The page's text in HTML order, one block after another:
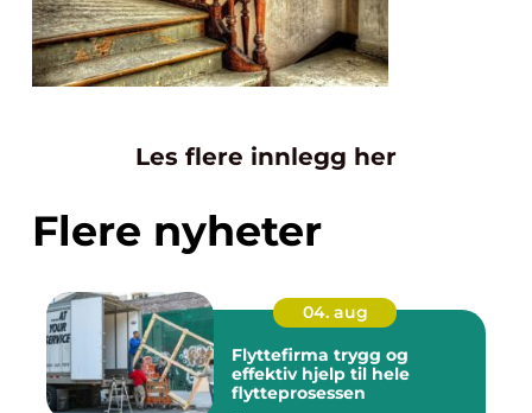
Les flere innlegg her
Flere nyheter
04. aug
Flyttefirma trygg og
effektiv hjelp til hele
flytteprosessen